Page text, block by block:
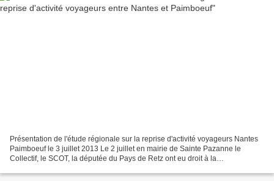
Présentation de l'étude régionale sur la reprise d'activité voyageurs Nantes
Paimboeuf le 3 juillet 2013 Le 2 juillet en mairie de Sainte Pazanne le
Collectif, le SCOT, la députée du Pays de Retz ont eu droit à la